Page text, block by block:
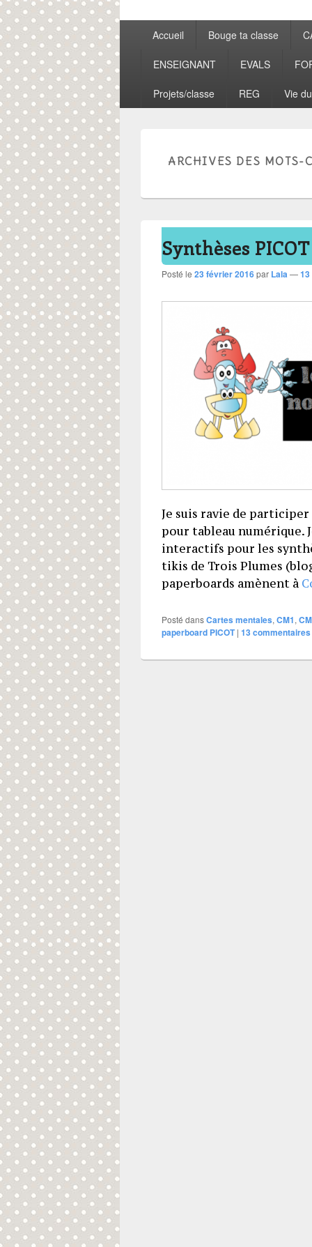
MenuAccueil Bouge ta classe
ENSEIGNANT EVALS
Projets/classe REG Vie
ARCHIVES DES MOTS-
Synthèses
Posté le 23 février 2016par Lala—
Je suis ravie de participer
pour tableau numérique.
interactifs pour les
tikis de Trois Plumes
paperboards amènent à
Posté dansCartes mentales, CM1,
paperboard PICOT | 13 commentaires